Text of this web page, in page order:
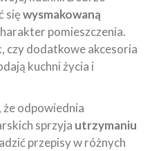
sięwysmakowaną
pomieszczenia.
czy dodatkowe akcesoria
kuchni życia i
odpowiednia
sprzyja utrzymaniu
przepisy w różnych